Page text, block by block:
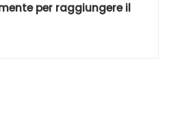
per raggiungere il